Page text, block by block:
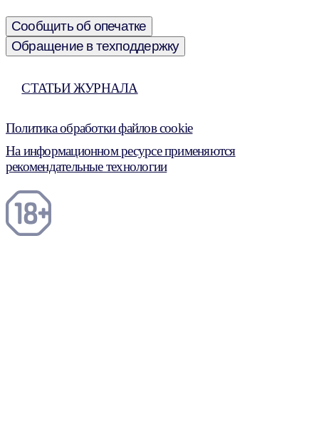
Сообщить об опечатке
Обращение в техподдержку
СТАТЬИ ЖУРНАЛА
Политика обработки файлов cookie
На информационном ресурсе применяются
рекомендательные технологии